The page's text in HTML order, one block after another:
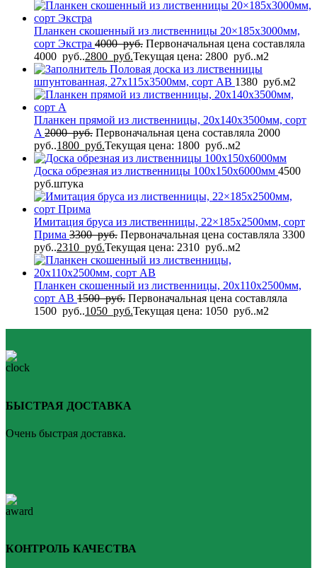
Планкен скошенный из лиственницы 20×185x3000мм,
сорт Экстра 4000руб. Первоначальная цена составляла
4000 руб..2800 руб.Текущая цена: 2800 руб..м2
Половая доска из лиственницы
шпунтованная, 27x115x3500мм, сорт AB 1380 руб.м2
Планкен прямой из лиственницы, 20x140x3500мм, сорт
A 2000руб. Первоначальная цена составляла 2000
руб..1800 руб.Текущая цена: 1800 руб..м2
Доска обрезная из лиственницы 100x150x6000мм 4500
руб.штука
Имитация бруса из лиственницы, 22×185x2500мм, сорт
Прима 3300руб. Первоначальная цена составляла 3300
руб..2310 руб.Текущая цена: 2310 руб..м2
Планкен скошенный из лиственницы, 20x110x2500мм,
сорт AB 1500руб. Первоначальная цена составляла
1500 руб..1050 руб.Текущая цена: 1050 руб..м2
БЫСТРАЯ ДОСТАВКА
Очень быстрая доставка.
КОНТРОЛЬ КАЧЕСТВА